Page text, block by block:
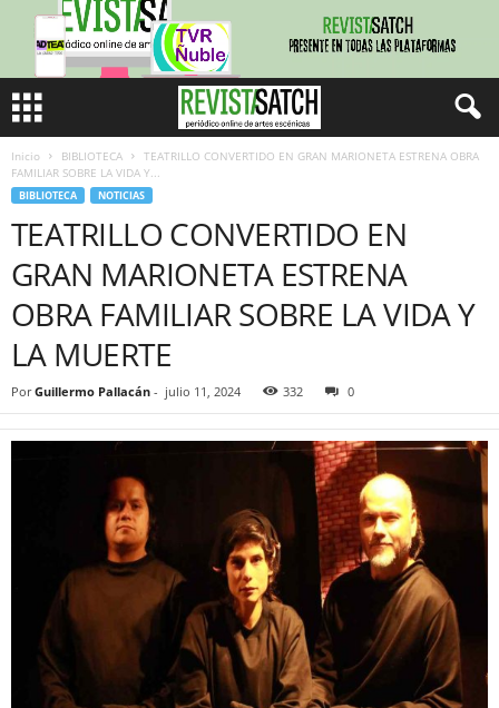
Inicio BIBLIOTECA
TEATRILLO CONVERTIDO EN GRAN MARIONETA ESTRENA OBRA
FAMILIAR SOBRE LA VIDA Y...
BIBLIOTECA NOTICIAS
TEATRILLO CONVERTIDO EN
GRAN MARIONETA ESTRENA
OBRA FAMILIAR SOBRE LA VIDA Y
LA MUERTE
Por Guillermo Pallacán - julio 11, 2024 332 0